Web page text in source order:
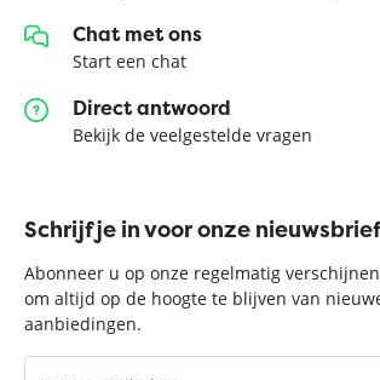
Chat met ons
Start een chat
Direct antwoord
Bekijk de veelgestelde vragen
Schrijf je in voor onze nieuwsbrief
Abonneer u op onze regelmatig
om altijd op de hoogte te blijven van
aanbiedingen.